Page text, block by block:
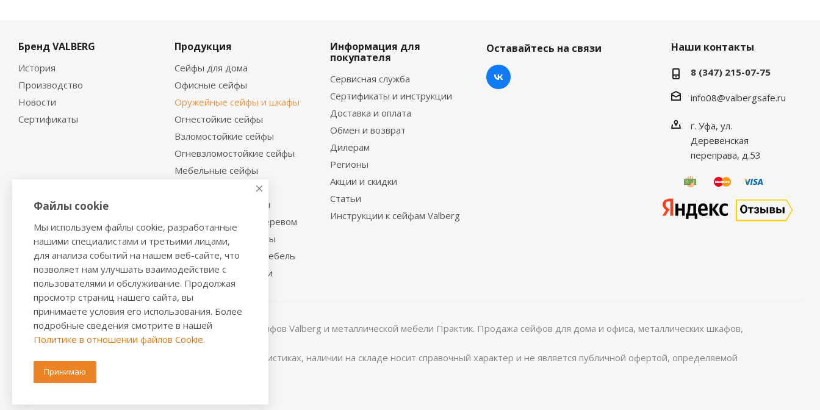
Бренд VALBERG
История
Производство
Новости
Сертификаты
Продукция
Сейфы для дома
Офисные сейфы
Оружейные сейфы и шкафы
Огнестойкие сейфы
Взломостойкие сейфы
Огневзломостойкие сейфы
Мебельные сейфы
Депозитные сейфы
Встраиваемые сейфы
Сейфы с отделкой деревом
Металлические шкафы
Производственная мебель
Металлические двери
Информация для
покупателя
Сервисная служба
Сертификаты и инструкции
Доставка и оплата
Обмен и возврат
Дилерам
Регионы
Акции и скидки
Статьи
Инструкции к сейфам Valberg
Оставайтесь на связи Наши контакты
8 (347) 215-07-75
info08@valbergsafe.ru
г. Уфа, ул.
Деревенская
переправа, д.53
2016-2026 © VALBERGSAFE.RU — Интернет-магазин сейфов Valberg и металлической мебели Практик. Продажа сейфов для дома и офиса, металлических шкафов,
стеллажей, металлических дверей.
Информация о розничных ценах, технических характеристиках, наличии на складе носит справочный характер и не является публичной офертой, определяемой
положениями из Статьи 437 ч.2 ГК РФ.
Файлы cookie
Мы используем файлы cookie, разработанные
нашими специалистами и третьими лицами,
для анализа событий на нашем веб-сайте, что
позволяет нам улучшать взаимодействие с
пользователями и обслуживание. Продолжая
просмотр страниц нашего сайта, вы
принимаете условия его использования. Более
подробные сведения смотрите в нашей
Политике в отношении файлов Cookie.
Принимаю